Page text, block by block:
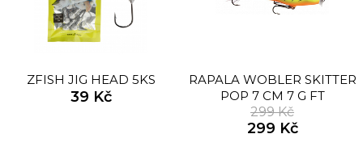
ZFISH JIG HEAD 5KS
39 Kč
RAPALA WOBLER SKITTER
POP 7 CM 7 G FT
299 Kč
299 Kč